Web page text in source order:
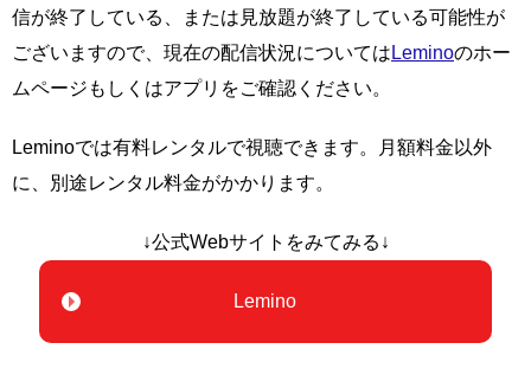
信が終了している、または見放題が終了している可能性が
ございますので、現在の配信状況については Leminoのホー
ムページもしくはアプリをご確認ください。
Leminoでは有料レンタルで視聴できます。月額料金以外
に、別途レンタル料金がかかります。
↓公式Webサイトをみてみる↓
Lemino